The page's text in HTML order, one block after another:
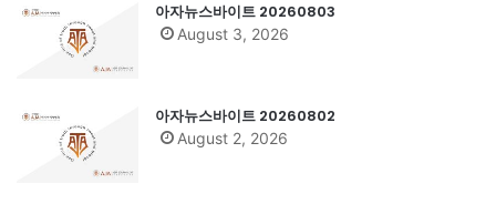
아자뉴스바이트 20260803
August 3, 2026
아자뉴스바이트 20260802
August 2, 2026